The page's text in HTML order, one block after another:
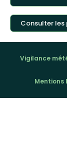
Consulter
Vigilance
Mentions